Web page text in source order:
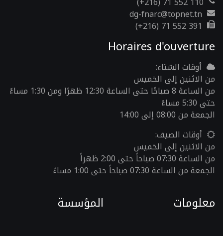
dg-fnarc@topnet.tn
(+216) 71 552 391
Horaires d'ouverture
أوقات الشتاء:
من الاثنين إلى الخميس
من الساعة 8 صباحًا حتى الساعة 12:30 ظهرًا ومن 1:30 مساءً
حتى 5:30 مساءً
الجمعة من 08:00 إلى 14:00
أوقات الصيف:
من الاثنين إلى الخميس
من الساعة 07:30 صباحاً حتى 2:00 ظهراً
الجمعة من الساعة 07:30 صباحاً حتى 1:00 مساءً
معلومات
المؤسسة